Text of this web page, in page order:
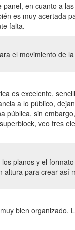
en cuanto a
es muy acertada
falta.
el movimiento de
es excelente,
a lo público,
pública, sin
veo tres
planos y el
para crear así
bien organizado.